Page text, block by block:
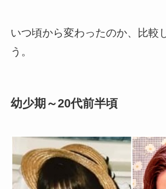
いつ頃から変わったのか、比較
う。
幼少期 ～20代前半頃